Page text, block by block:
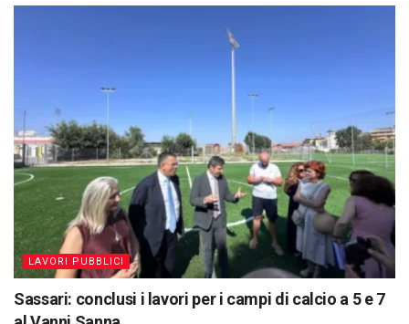
LAVORI PUBBLICI
Sassari: conclusi i lavori per i campi di calcio a 5 e 7